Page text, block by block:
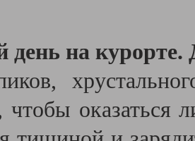
день на курорте.
чтобы оказаться